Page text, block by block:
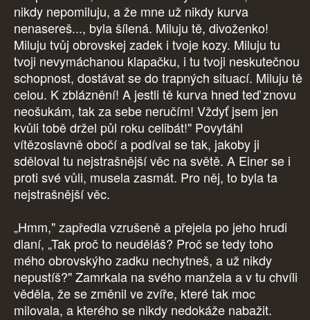
nikdy nepomiluju, a že mne už nikdy kurva
nenasereš..., byla šílená. Miluju tě, divoženko!
Miluju tvůj obrovskej zadek i tvoje kozy. Miluju tu
tvoji nevymáchanou klapačku, i tu tvoji neskutečnou
schopnost, dostávat se do trapných situací. Miluju tě
celou. K zbláznění! A jestli tě kurva hned teď znovu
neošukám, tak za sebe neručím! Vždyť jsem jen
kvůli tobě držel půl roku celibát!" Povytáhl
vítězoslavně obočí a podíval se tak, jakoby ji
sděloval tu nejstrašnější věc na světě. A Einer se i
proti své vůli, musela zasmát. Pro něj, to byla ta
nejstrašnější věc.
„Hmm," zapředla vzrušeně a přejela po jeho hrudi
dlaní, „Tak proč to neuděláš? Proč se tedy toho
mého obrovskýho zadku nechytneš, a už nikdy
nepustíš?" Zamrkala na svého manžela a v tu chvíli
věděla, že se změnil ve zvíře, které tak moc
milovala, a kterého se nikdy nedokáže nabažit.